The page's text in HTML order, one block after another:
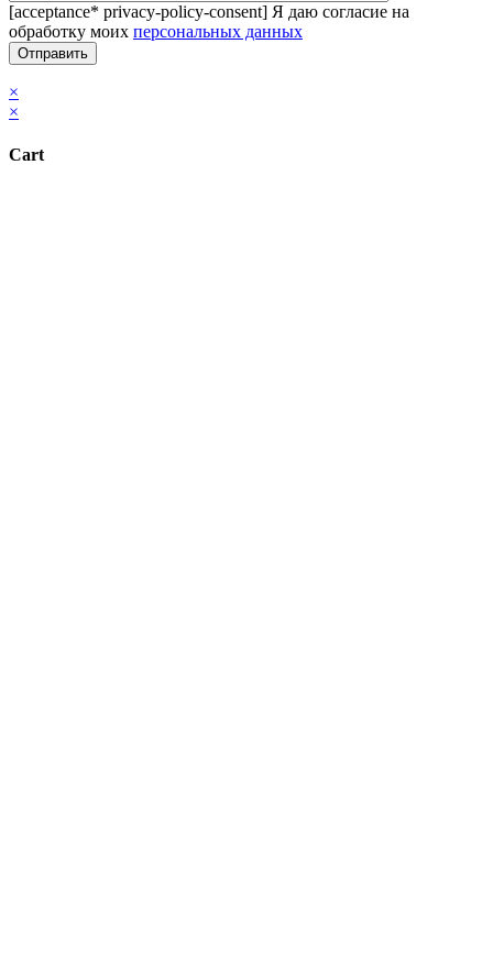
[acceptance* privacy-policy-consent] Я даю согласие на
обработку моих персональных данных
×
×
Cart